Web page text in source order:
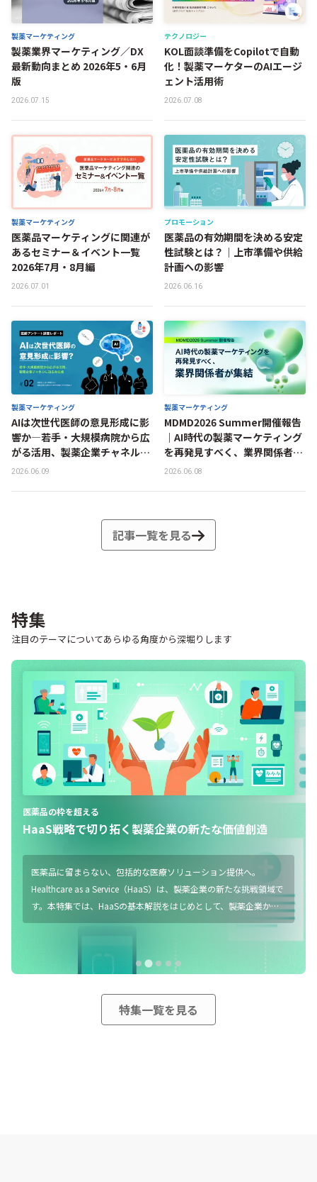
製薬マーケティング
製薬業界マーケティング／DX
最新動向まとめ 2026年5・6月
版
2026.07.15
テクノロジー
KOL面談準備をCopilotで自動
化！製薬マーケターのAIエージ
ェント活用術
2026.07.08
製薬マーケティング
医薬品マーケティングに関連が
あるセミナー＆イベント一覧
2026年7月・8月編
2026.07.01
プロモーション
医薬品の有効期間を決める安定
性試験とは？｜上市準備や供給
計画への影響
2026.06.16
製薬マーケティング
AIは次世代医師の意見形成に影
響か―若手・大規模病院から広
がる活用、製薬企業チャネルに
迫る存在感
2026.06.09
製薬マーケティング
MDMD2026 Summer開催報告
｜AI時代の製薬マーケティング
を再発見すべく、業界関係者が
集結
2026.06.08
記事一覧を見る
特集
注目のテーマについてあらゆる角度から深堀りします
地域医療の課題に向き合う
医療ニーズの多様化に応える製薬企業のエリア戦略
2040年を見据えた新たな地域医療構想の検討が進む中、医療ニー
ズの地域差もより一層顕在化する見込みです。製薬マーケティング
においても、全国一律の施策展開だけでなく、これまで以上に各地
域に目を向ける必要があります。本特集では、地域医療構想をふま
えた製薬マーケティングのポイントや、地域特性の分析手法、地域
ビジネスプランニングを効果的に進めるための部門間連携などをピ
ックアップ。地域の医療ニーズに応えるための実践的な戦略構築の
特集一覧を見る